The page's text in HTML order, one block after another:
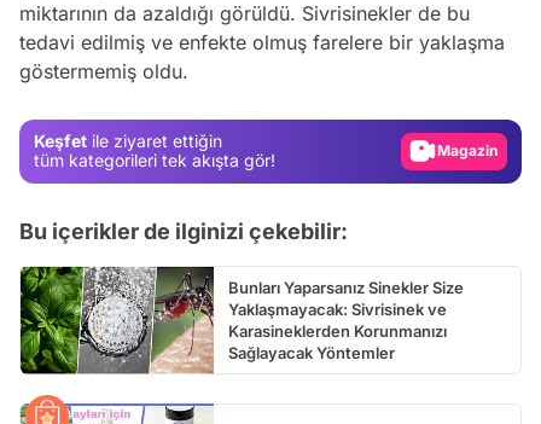
miktarının da azaldığı görüldü. Sivrisinekler de bu
tedavi edilmiş ve enfekte olmuş farelere bir yaklaşma
göstermemiş oldu.
Keşfet ile ziyaret ettiğin
tüm kategorileri tek akışta gör!
Video
Bu içerikler de ilginizi çekebilir:
Bunları Yaparsanız Sinekler Size
Yaklaşmayacak: Sivrisinek ve
Karasineklerden Korunmanızı
Sağlayacak Yöntemler